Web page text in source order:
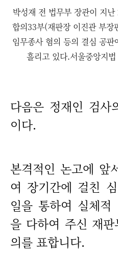
박성재 전 법무부 장관이 지
합의33부(재판장 이진관 부
임무종사 혐의 등의 결심 공
흘리고 있다.서울중앙지
다음은 정재인 검
이다.
본격적인 논고에 앞
여 장기간에 걸친
일을 통하여 실체
을 다하여 주신 재
의를 표합니다.